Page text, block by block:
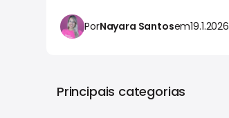
PorNayara Santosem19.1.2026
Principais categorias